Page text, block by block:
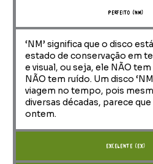
perfeito (NM)
‘NM’ significa que o disco
estado de conservação em
e visual, ou seja, ele NÃO
NÃO tem ruído. Um disco
viagem no tempo, pois
diversas décadas, parece que
ontem.
Excelente (EX)